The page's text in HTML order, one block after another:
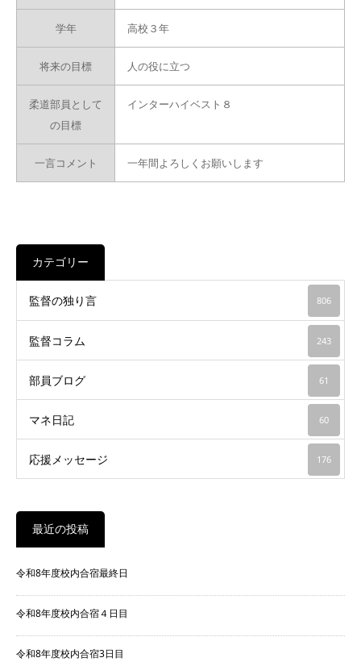
学年 高校３年
将来の目標 人の役に立つ
柔道部員として
の目標
インターハイベスト８
一言コメント 一年間よろしくお願いします
カテゴリー
監督の独り言 806
監督コラム 243
部員ブログ 61
マネ日記 60
応援メッセージ 176
最近の投稿
令和8年度校内合宿最終日
令和8年度校内合宿４日目
令和8年度校内合宿3日目